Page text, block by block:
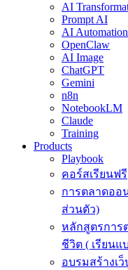
AI
Prompt AI
AI Automation
OpenClaw
AI Image
ChatGPT
Gemini
n8n
NotebookLM
Claude
Training
Products
Playbook
คอร์สเรียนฟรี
การตลาดออ
ส่วนตัว)
หลักสูตรการ
ชีวิต ( เรียน
อบรมสร้างเ